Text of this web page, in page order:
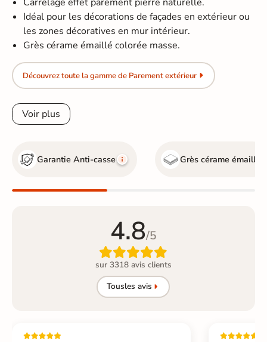
Idéal pour les décorations de façades en extérieur ou
les zones décoratives en mur intérieur.
Grès cérame émaillé colorée masse.
Découvrez toute la gamme de Parement extérieur
Voir plus
Garantie Anti-casse Grès cérame émaillé
4.8/5

sur 3318 avis clients
Tousles avis